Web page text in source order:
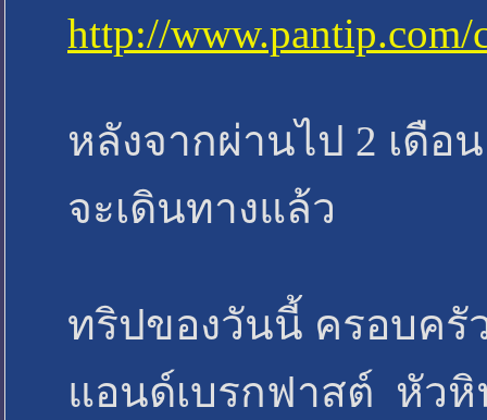
http://www.pantip.com/
หลังจากผ่านไป 2 เดือ
จะเดินทางแล้ว
ทริปของวันนี้ ครอบครั
แอนด์เบรกฟาสต์ หัวหิน